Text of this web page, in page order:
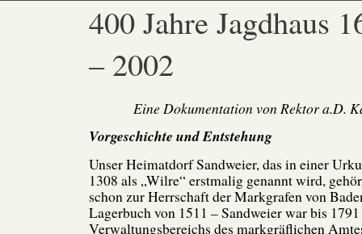
400 Jahre Jagdhaus
– 2002
Eine Dokumentation von Rektor a.D.
Vorgeschichte und Entstehung
Unser Heimatdorf Sandweier, das in einer
1308 als „Wilre“ erstmalig genannt wird,
schon zur Herrschaft der Markgrafen von
Lagerbuch von 1511 – Sandweier war bis
Verwaltungsbereichs des markgräflichen